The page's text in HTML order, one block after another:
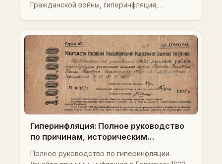
Гражданской войны, гиперинфляция,
Гиперинфляция: Полное руководство
по причинам, историческим
стоимости и стратегиям
Полное руководство по гиперинфляции.